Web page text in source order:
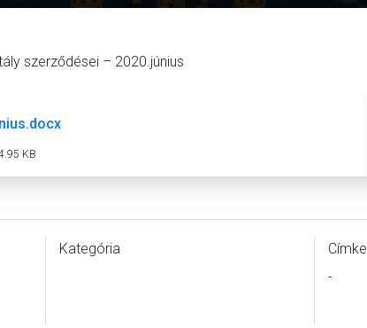
szerződései – 2020.június
KB
Kategória
Címke
-